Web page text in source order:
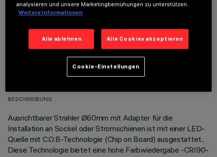
TECHNISCHE DATEN
LETZTES UPDATE: 06.08.2026
BESCHREIBUNG
Ausrichtbarer Strahler Ø60mm mit Adapter für die
Installation an Sockel oder Stromschienen ist mit einer LED-
Quelle mit C.O.B-Technologie (Chip on Board) ausgestattet..
Diese Technologie bietet eine hohe Farbwiedergabe -CRI90-
analysieren und unsere Marketingbemühungen zu unterstützen.
Weitere Informationen
Alle ablehnen Alle Cookies akzeptieren
Cookie-Einstellungen